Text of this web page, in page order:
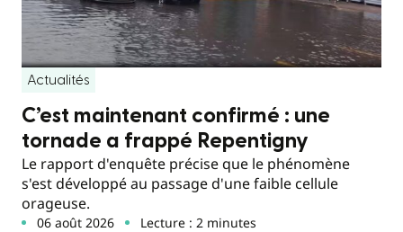
Actualités
C’est maintenant confirmé : une
tornade a frappé Repentigny
Le rapport d'enquête précise que le phénomène
s'est développé au passage d'une faible cellule
orageuse.
06 août 2026 Lecture : 2 minutes